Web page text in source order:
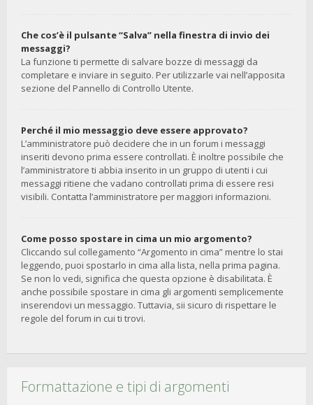
Che cos’è il pulsante “Salva” nella finestra di invio dei
messaggi?
La funzione ti permette di salvare bozze di messaggi da
completare e inviare in seguito. Per utilizzarle vai nell’apposita
sezione del Pannello di Controllo Utente.
Perché il mio messaggio deve essere approvato?
L’amministratore può decidere che in un forum i messaggi
inseriti devono prima essere controllati. È inoltre possibile che
l’amministratore ti abbia inserito in un gruppo di utenti i cui
messaggi ritiene che vadano controllati prima di essere resi
visibili. Contatta l’amministratore per maggiori informazioni.
Come posso spostare in cima un mio argomento?
Cliccando sul collegamento “Argomento in cima” mentre lo stai
leggendo, puoi spostarlo in cima alla lista, nella prima pagina.
Se non lo vedi, significa che questa opzione è disabilitata. È
anche possibile spostare in cima gli argomenti semplicemente
inserendovi un messaggio. Tuttavia, sii sicuro di rispettare le
regole del forum in cui ti trovi.
Formattazione e tipi di argomenti